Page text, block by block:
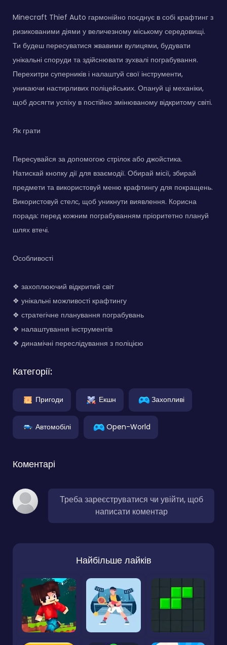
Minecraft Thief Auto гармонійно поєднує в собі крафтинг з
ризикованими діями у величезному міському середовищі.
Ти будеш пересуватися жвавими вулицями, будувати
унікальні споруди та здійснювати зухвалі пограбування.
Перехитри суперників і налаштуй свої інструменти,
уникаючи настирливих поліцейських. Опануй ці механіки,
щоб досягти успіху в постійно змінюваному відкритому світі.
Як грати
Пересувайся за допомогою стрілок або джойстика.
Натискай кнопку дії для взаємодії. Обирай місії, збирай
предмети та використовуй меню крафтингу для покращень.
Використовуй стелс, щоб уникнути виявлення. Корисна
порада: перед кожним пограбуванням пріоритетно плануй
шлях втечі.
Особливості
❖ захоплюючий відкритий світ
❖ унікальні можливості крафтингу
❖ стратегічне планування пограбувань
❖ налаштування інструментів
❖ динамічні переслідування з поліцією
Категорії:
Пригоди Екшн Захопливі
Автомобілі Open-World
Коментарі
Треба зареєструватися чи увійти, щоб
написати коментар
Найбільше лайків